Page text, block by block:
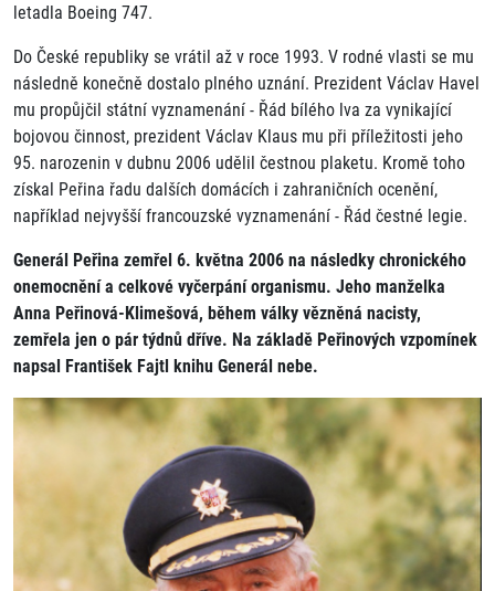
letadla Boeing 747.
Do České republiky se vrátil až v roce 1993. V rodné vlasti se mu
následně konečně dostalo plného uznání. Prezident Václav Havel
mu propůjčil státní vyznamenání - Řád bílého lva za vynikající
bojovou činnost, prezident Václav Klaus mu při příležitosti jeho
95. narozenin v dubnu 2006 udělil čestnou plaketu. Kromě toho
získal Peřina řadu dalších domácích i zahraničních ocenění,
například nejvyšší francouzské vyznamenání - Řád čestné legie.
Generál Peřina zemřel 6. května 2006 na následky chronického
onemocnění a celkové vyčerpání organismu. Jeho manželka
Anna Peřinová-Klimešová, během války vězněná nacisty,
zemřela jen o pár týdnů dříve. Na základě Peřinových vzpomínek
napsal František Fajtl knihu Generál nebe.